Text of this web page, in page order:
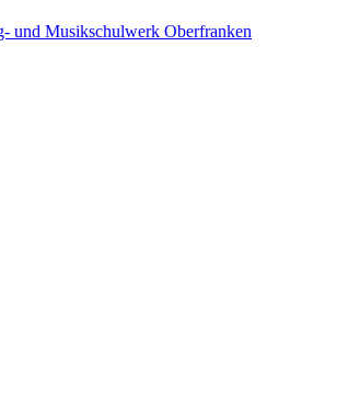
und Musikschulwerk Oberfranken